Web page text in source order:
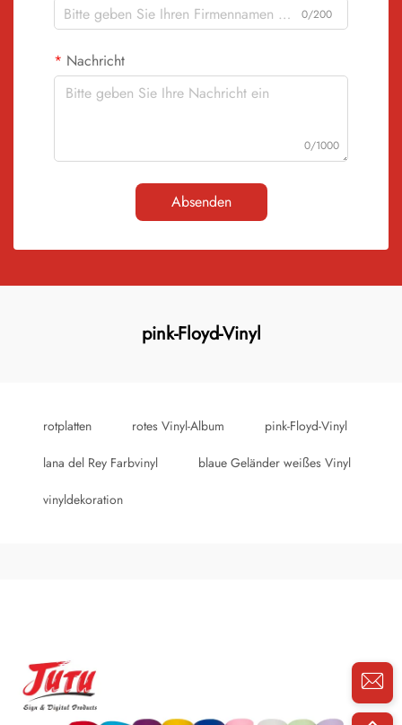
0/200
Nachricht
0/1000
Absenden
pink-Floyd-Vinyl
rotplatten rotes Vinyl-Album pink-Floyd-Vinyl
lana del Rey Farbvinyl blaue Geländer weißes Vinyl
vinyldekoration